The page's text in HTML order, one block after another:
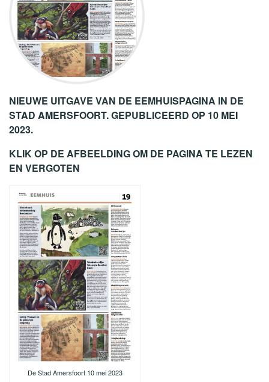
NIEUWE UITGAVE VAN DE EEMHUISPAGINA IN DE
STAD AMERSFOORT. GEPUBLICEERD OP 10 MEI
2023.
KLIK OP DE AFBEELDING OM DE PAGINA TE LEZEN
EN VERGOTEN
De Stad Amersfoort 10 mei 2023